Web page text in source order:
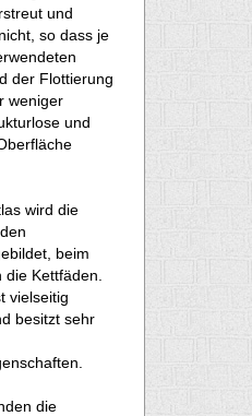
und
so dass je
der Flottierung
weniger
und
wird die
beim
Kettfäden.
vielseitig
besitzt sehr
die